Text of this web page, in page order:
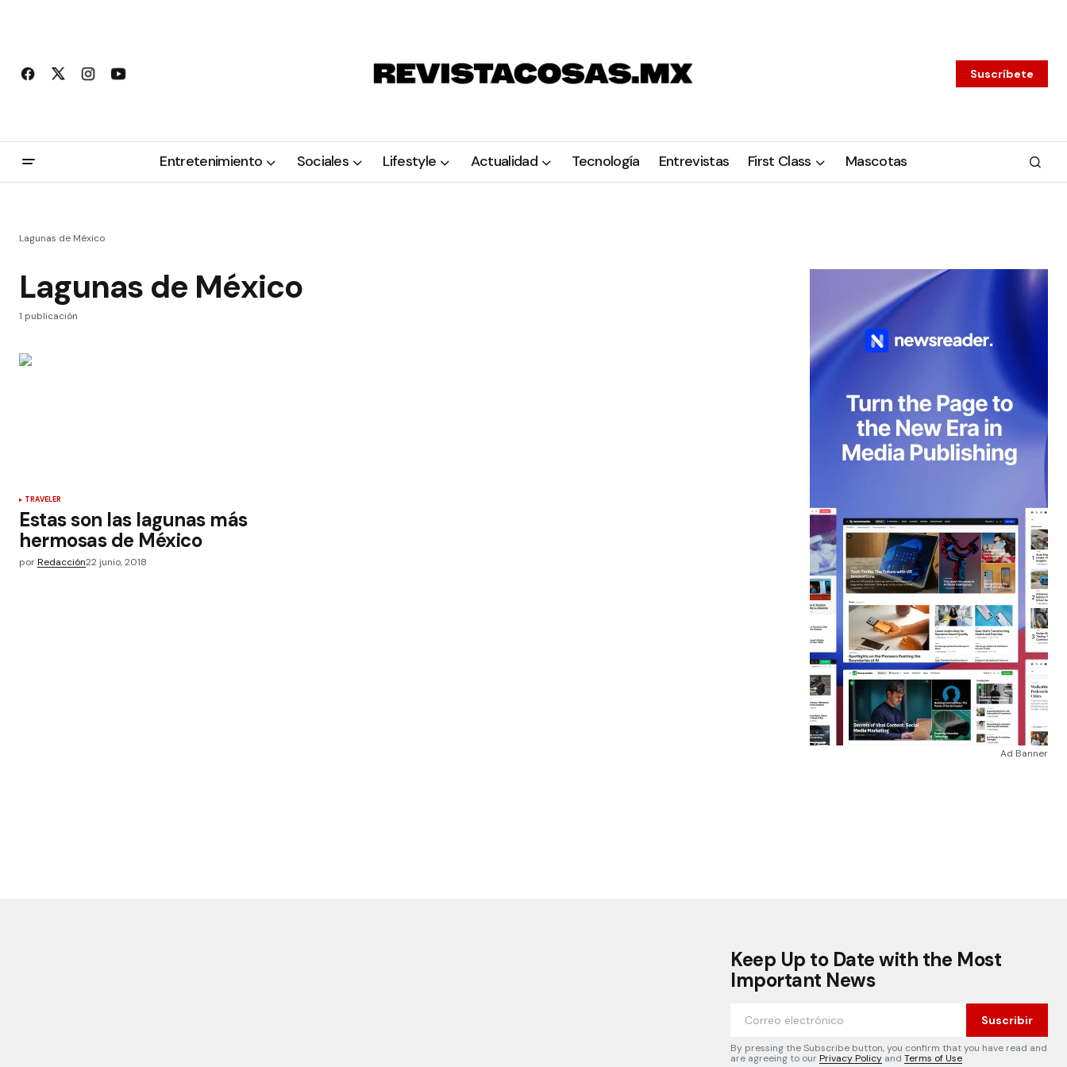
Suscríbete
Entretenimiento Sociales Lifestyle Actualidad Tecnología Entrevistas First Class Mascotas
Lagunas de México
Lagunas de México
1 publicación
TRAVELER
Estas son las lagunas más
hermosas de México
porRedacción22 junio, 2018
Ad Banner
Keep Up to Date with the Most
Important News
Suscribir
By pressing the Subscribe button, you confirm that you have read and
are agreeing to ourPrivacy Policy and Terms of Use